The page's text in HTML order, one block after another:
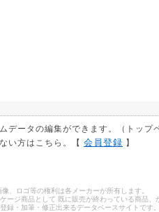
データの編集ができます。（トッ
い方はこちら。【 会員登録 】
、ロゴ等の権利は各メーカーが所有します。
ージ商品として 既に販売が終わっている商品
録・加筆・修正出来るデータベースサイトで